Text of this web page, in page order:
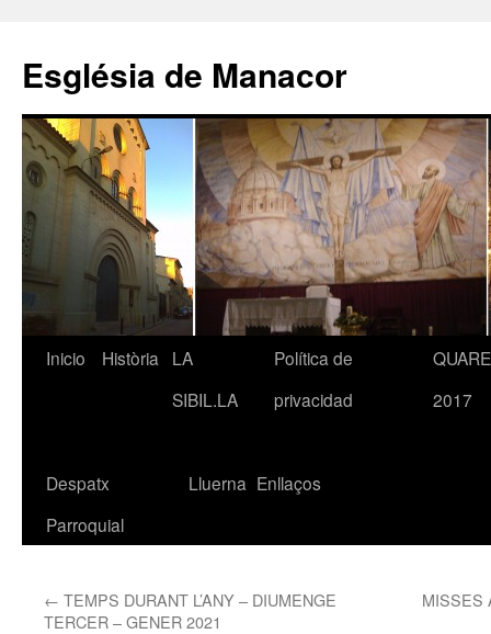
contenido
Església de Manacor
Inicio Història
LA
SIBIL.LA
Política de
privacidad
2017
Despatx
Parroquial
Lluerna Enllaços
← TEMPS DURANT L’ANY – DIUMENGE
TERCER – GENER 2021
MISSES